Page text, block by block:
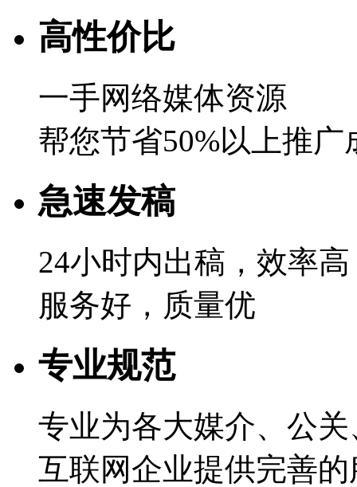
高性价比
一手网络媒体资源
帮您节省50%以上推广
急速发稿
24小时内出稿，效率高
服务好，质量优
专业规范
专业为各大媒介、公
互联网企业提供完善的